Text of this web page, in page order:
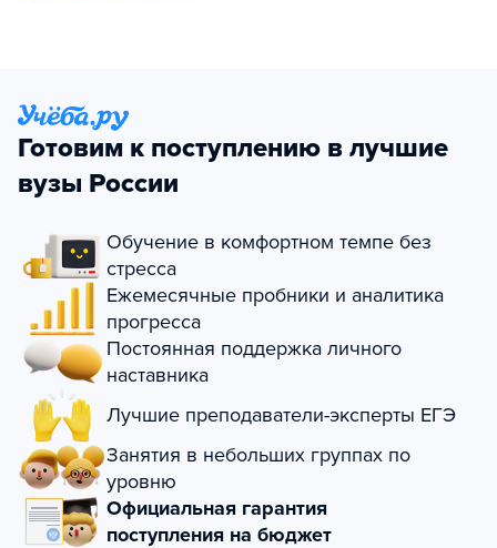
Готовим к поступлению в лучшие
вузы России
Обучение в комфортном темпе без
стресса
Ежемесячные пробники и аналитика
прогресса
Постоянная поддержка личного
наставника
Лучшие преподаватели-эксперты ЕГЭ
Занятия в небольших группах по
уровню
Официальная гарантия
поступления на бюджет